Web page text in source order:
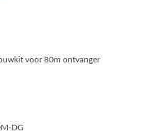
voor 80m ontvanger
DG